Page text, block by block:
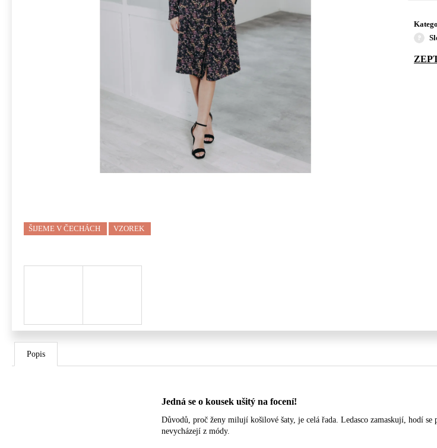
ŠIJEME V ČECHÁCH VZOREK
Popis
Jedná se o kousek ušitý na focení!
Důvodů, proč ženy milují košilové šaty, je celá řada. Ledasco zamaskují, hodí
nevycházejí z módy.